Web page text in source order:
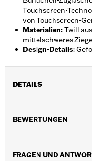
Touchscreen-
von Touchscreen-
Materialien:Twill
mittelschweres
Design-Details:
DETAILS
Funktionsmerkmale:
www.h-d.com/warranty
BEWERTUNGEN
FRAGEN UND